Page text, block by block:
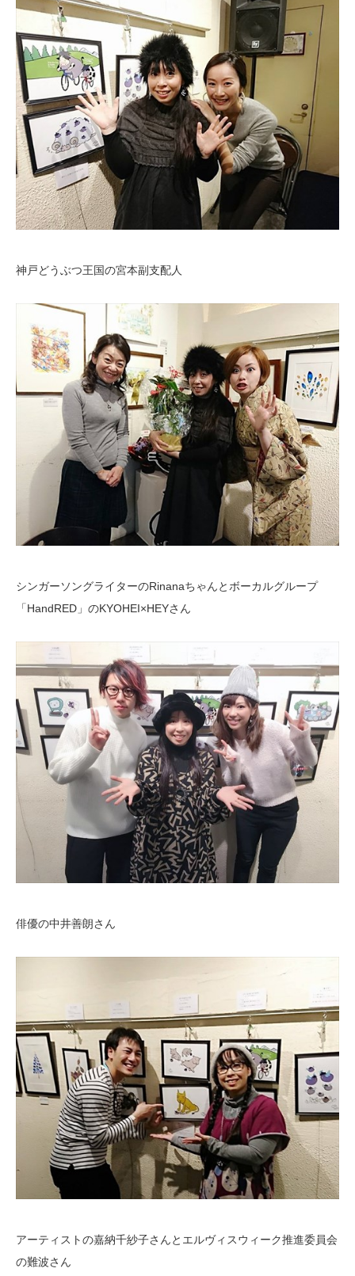
神戸どうぶつ王国の宮本副支配人
シンガーソングライターのRinanaちゃんとボーカルグループ
「HandRED」のKYOHEI×HEYさん
俳優の中井善朗さん
アーティストの嘉納千紗子さんとエルヴィスウィーク推進委員会
の難波さん